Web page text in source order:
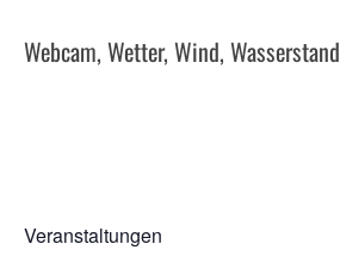
Webcam, Wetter, Wind, Wasserstand
Veranstaltungen